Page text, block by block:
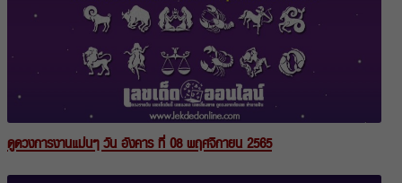
ดูดวงการงานแม่นๆ วัน อังคาร ที่ 08 พฤศจิกายน 2565